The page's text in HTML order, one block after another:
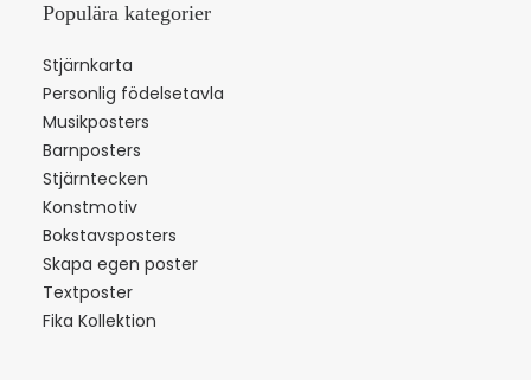
Populära kategorier
Stjärnkarta
Personlig födelsetavla
Musikposters
Barnposters
Stjärntecken
Konstmotiv
Bokstavsposters
Skapa egen poster
Textposter
Fika Kollektion